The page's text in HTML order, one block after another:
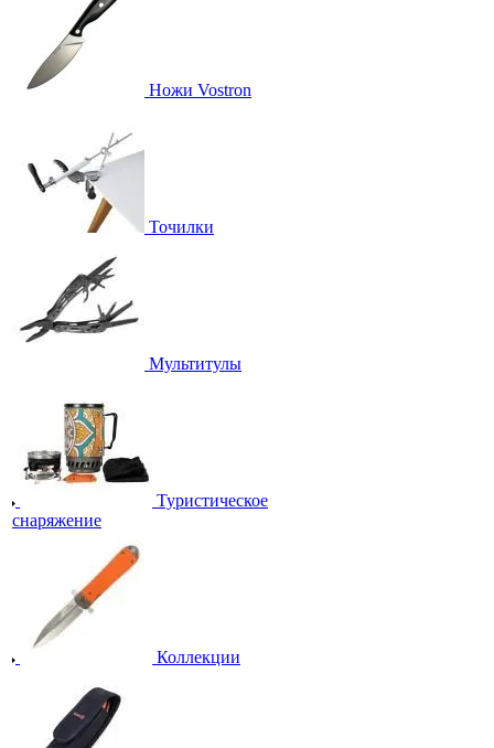
Ножи Vostron
Точилки
Мультитулы
Туристическое
снаряжение
Коллекции